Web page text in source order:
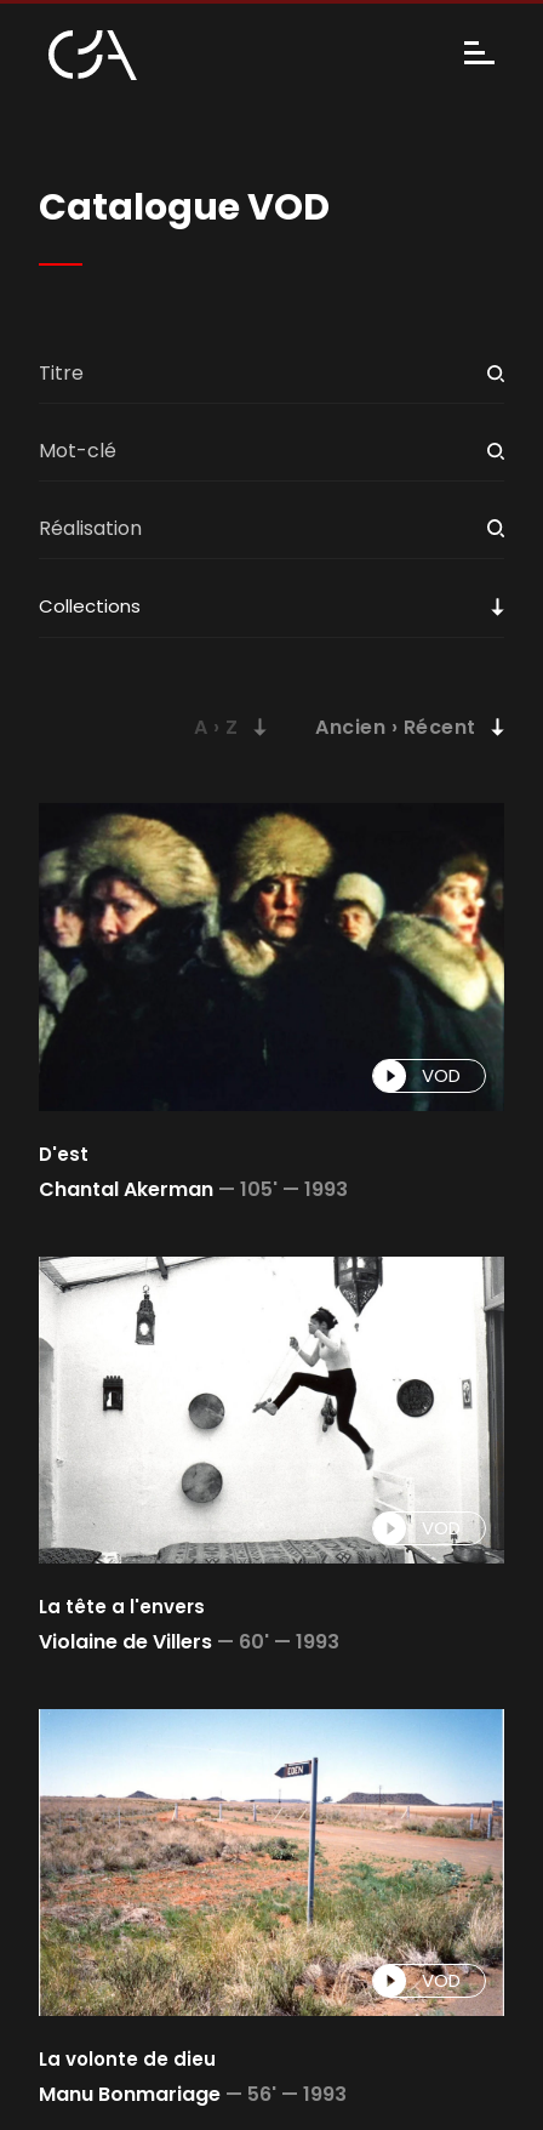
Catalogue VOD
Collections
VOD
D'est
Chantal Akerman — 105' — 1993
VOD
La tête a l'envers
Violaine de Villers — 60' — 1993
VOD
La volonte de dieu
Manu Bonmariage — 56' — 1993